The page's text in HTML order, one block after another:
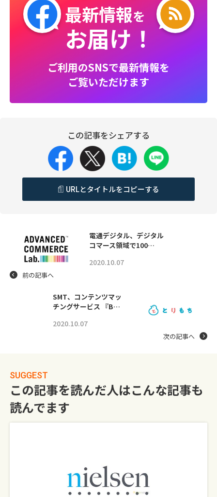
最新情報を
お届け！
ご利用のSNSで最新情報を
ご覧いただけます
この記事をシェアする
URLとタイトルをコピーする
電通デジタル、デジタル
コマース領域で100…
2020.10.07
前の記事へ
SMT、コンテンツマッ
チングサービス 『B…
2020.10.07
次の記事へ
SUGGEST
この記事を読んだ人はこんな記事も
読んでます